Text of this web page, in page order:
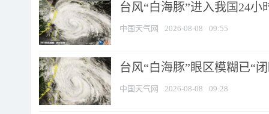
台风“白海豚”进入我国24
中国天气网 2026-08-08 09:55
台风“白海豚”眼区模糊已“
中国天气网 2026-08-08 09:28